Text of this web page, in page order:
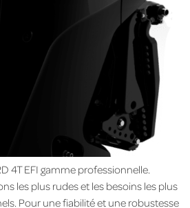
4T EFI gamme professionnelle.
les plus rudes et les besoins les plus
Pour une fiabilité et une robustesse